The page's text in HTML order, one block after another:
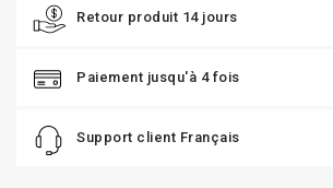
Retour produit 14 jours
Paiement jusqu'à 4 fois
Support client Français